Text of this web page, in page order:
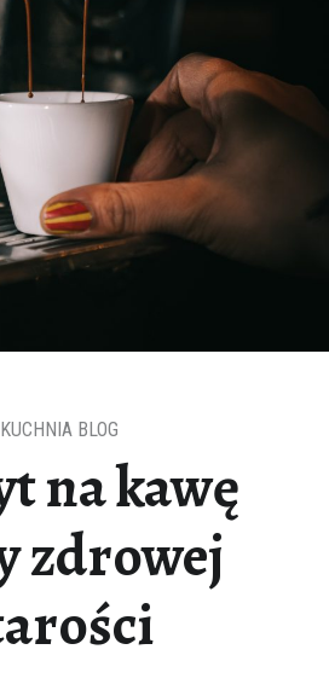
na kawę
zdrowej
KUCHNIA BLOG